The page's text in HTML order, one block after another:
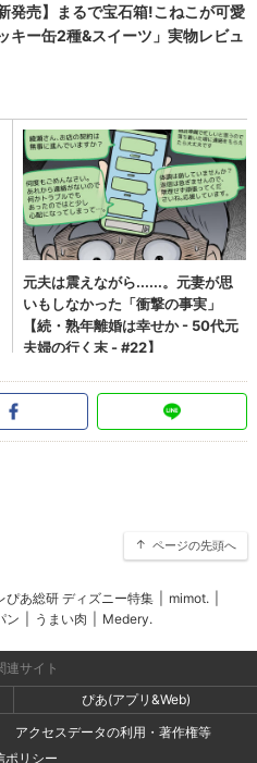
ページの先頭へ
ぴあ総研 ディズニー特集 mimot.
ン うまい肉 Medery.
連サイト
ぴあ(アプリ&Web)
アクセスデータの利用・著作権等
ポリシー